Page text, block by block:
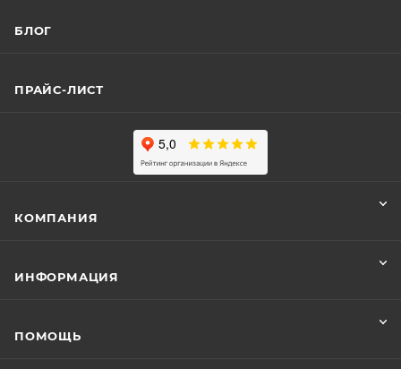
БЛОГ
ПРАЙС-ЛИСТ
КОМПАНИЯ
ИНФОРМАЦИЯ
ПОМОЩЬ